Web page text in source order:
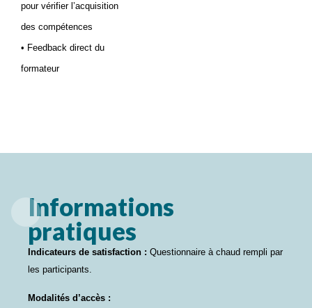
pour vérifier l’acquisition
des compétences
• Feedback direct du
formateur
Informations
pratiques
Indicateurs de satisfaction : Questionnaire à chaud rempli par
les participants.
Modalités d’accès :